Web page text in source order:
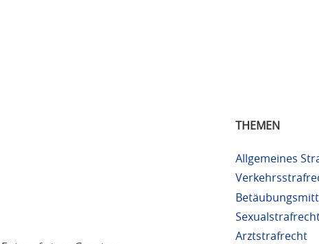
THEMEN
Allgemeines
Arztstrafrecht